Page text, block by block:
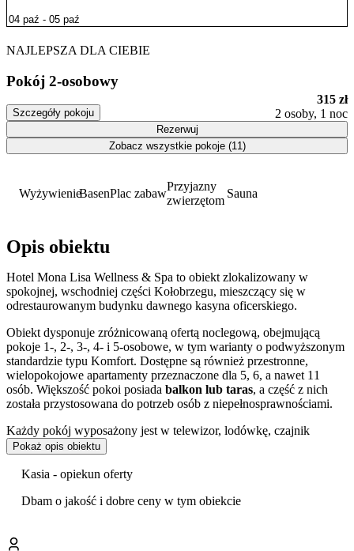
WyżywienieBasenPlac zabaw
Przyjazny
zwierzętom
Sauna
Opis obiektu
Hotel Mona Lisa Wellness & Spa to obiekt zlokalizowany w
spokojnej, wschodniej części Kołobrzegu, mieszczący się w
odrestaurowanym budynku dawnego kasyna oficerskiego.
Obiekt dysponuje zróżnicowaną ofertą noclegową, obejmującą
pokoje 1-, 2-, 3-, 4- i 5-osobowe, w tym warianty o podwyższonym
standardzie typu Komfort. Dostępne są również przestronne,
wielopokojowe apartamenty przeznaczone dla 5, 6, a nawet 11
osób. Większość pokoi posiada balkon lub taras, a część z nich
została przystosowana do potrzeb osób z niepełnosprawnościami.
Każdy pokój wyposażony jest w telewizor, lodówkę, czajnik
elektryczny oraz łazienkę z prysznicem i suszarką do włosów. Do
dyspozycji gości przygotowano również
Goście mogą bezpłatnie korzystać zkrytego basenu
relaksacyjnych, w tym profesjonalne masaże, zabiegi kosmetyczne,
Pokaż opis obiektu
Kasia - opiekun oferty
Dbam o jakość i dobre ceny w tym obiekcie
NAJLEPSZA DLA CIEBIE
Pokój 2-osobowy
Szczegóły pokoju
315 zł
2 osoby, 1 noc
Rezerwuj
Zobacz wszystkie pokoje (11)